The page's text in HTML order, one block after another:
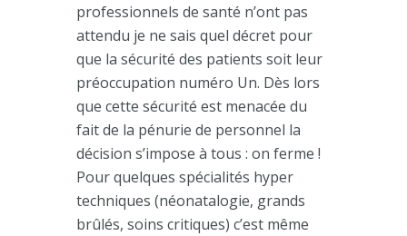
professionnels de santé n’ont pas
attendu je ne sais quel décret pour
que la sécurité des patients soit leur
préoccupation numéro Un. Dès lors
que cette sécurité est menacée du
fait de la pénurie de personnel la
décision s’impose à tous : on ferme !
Pour quelques spécialités hyper
techniques (néonatalogie, grands
brûlés, soins critiques) c’est même